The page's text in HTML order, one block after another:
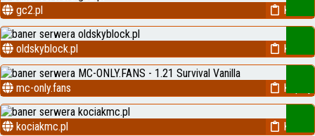
gc2.pl Kopiuj
oldskyblock.pl Kopiuj
mc-only.fans Kopiuj
kociakmc.pl Kopiuj